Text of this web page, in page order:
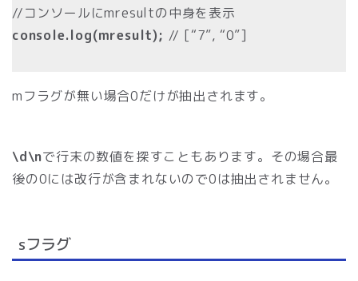
//コンソールにmresultの中身を表示
console.log(mresult); // [“7”, “0”]
mフラグが無い場合0だけが抽出されます。
\d\nで行末の数値を探すこともあります。その場合最
後の0には改行が含まれないので0は抽出されません。
sフラグ